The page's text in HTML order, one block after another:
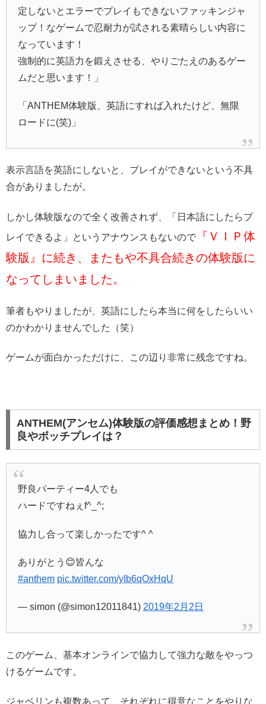
定しないとエラーでプレイもできないファッキンジャ
ップ！なゲームで忍耐力が試される素晴らしい内容に
なっています！
強制的に英語力を鍛えさせる、やりごたえのあるゲー
ムだと思います！」
「ANTHEM体験版、英語にすれば入れたけど、無限
ロードに(笑)」
表示言語を英語にしないと、プレイができないという不具
合がありましたが。
しかし体験版なので全く改善されず、「日本語にしたらプ
レイできるよ」というアナウンスもないので
『ＶＩＰ体
験版』に続き、またもや不具合続きの体験版に
なってしまいました。
筆者もやりましたが、英語にしたら本当に何をしたらいい
のかわかりませんでした（笑）
ゲームが面白かっただけに、この辺り非常に残念ですね。
ANTHEM(アンセム)体験版の評価感想まとめ！野
良やボッチプレイは？
野良パーティー4人でも
ハードですねぇf^_^;
協力し合って楽しかったです^ ^
ありがとう😊皆んな
#anthem pic.twitter.com/yIb6qOxHqU
— simon (@simon12011841) 2019年2月2日
このゲーム、基本オンラインで協力して強力な敵をやっつ
けるゲームです。
ジャベリンも複数あって、それぞれに得意なことをやりな